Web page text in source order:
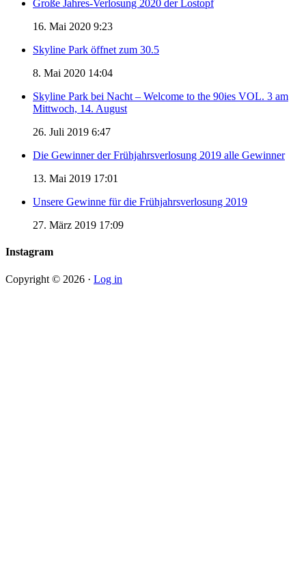
Große Jahres-Verlosung 2020 der Lostopf
16. Mai 2020 9:23
Skyline Park öffnet zum 30.5
8. Mai 2020 14:04
Skyline Park bei Nacht – Welcome to the 90ies VOL. 3 am
Mittwoch, 14. August
26. Juli 2019 6:47
Die Gewinner der Frühjahrsverlosung 2019 alle Gewinner
13. Mai 2019 17:01
Unsere Gewinne für die Frühjahrsverlosung 2019
27. März 2019 17:09
Instagram
Copyright © 2026 · Log in